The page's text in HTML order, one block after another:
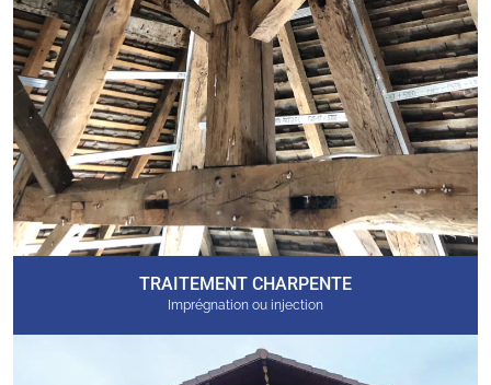
TRAITEMENT CHARPENTE
Imprégnation ou injection